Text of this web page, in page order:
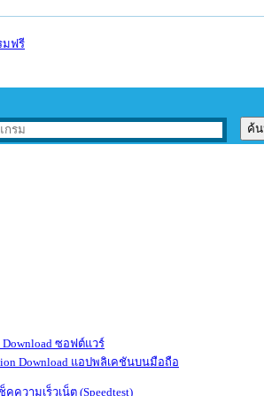
ซอฟต์แวร์
แอปพลิเคชันบนมือถือ
คความเร็วเน็ต (Speedtest)